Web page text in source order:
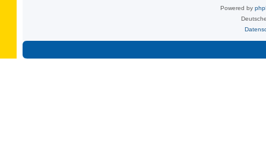
Powered by